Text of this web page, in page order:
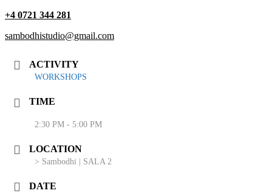
+4 0721 344 281
sambodhistudio@gmail.com
ACTIVITY
WORKSHOPS
TIME
2:30 PM - 5:00 PM
LOCATION
> Sambodhi | SALA 2
DATE